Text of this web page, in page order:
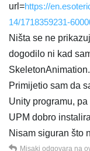
url=https://
14/1718359231-
Ništa se ne
dogodilo ni kad
SkeletonAnimation.
Primijetio sam da
Unity programu,
UPM dobro
Nisam siguran što
Misaki odgovara na